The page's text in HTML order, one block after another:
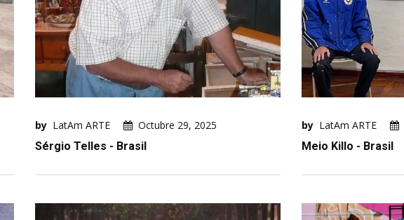
by LatAm ARTE
Octubre 29, 2025
Sérgio Telles - Brasil
by LatAm ARTE
Meio Killo - Brasil